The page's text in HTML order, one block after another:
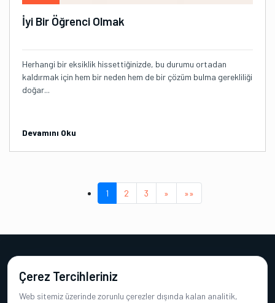
İyi Bir Öğrenci Olmak
Herhangi bir eksiklik hissettiğinizde, bu durumu ortadan
kaldırmak için hem bir neden hem de bir çözüm bulma gerekliliği
doğar...
Devamını Oku
1 (current)
2 3 » »»
Çerez Tercihleriniz
Web sitemiz üzerinde zorunlu çerezler dışında kalan analitik,